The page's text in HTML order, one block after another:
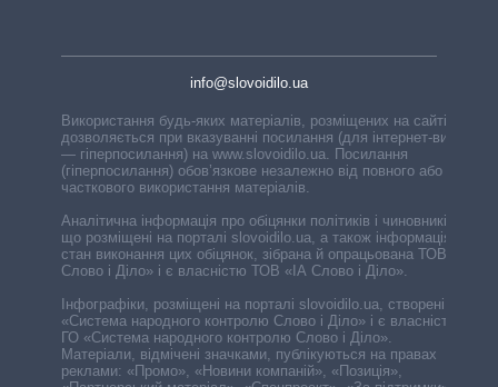
info@slovoidilo.ua
Використання будь-яких матеріалів, розміщених на сайті,
дозволяється при вказуванні посилання (для інтернет-видань
— гіперпосилання) на www.slovoidilo.ua. Посилання
(гіперпосилання) обов’язкове незалежно від повного або
часткового використання матеріалів.
Аналітична інформація про обіцянки політиків і чиновників,
що розміщені на порталі slovoidilo.ua, а також інформація про
стан виконання цих обіцянок, зібрана й опрацьована ТОВ «ІА
Слово і Діло» і є власністю ТОВ «ІА Слово і Діло».
Інфографіки, розміщені на порталі slovoidilo.ua, створені ГО
«Система народного контролю Слово і Діло» і є власністю
ГО «Система народного контролю Слово і Діло».
Матеріали, відмічені значками, публікуються на правах
реклами: «Промо», «Новини компаній», «Позиція»,